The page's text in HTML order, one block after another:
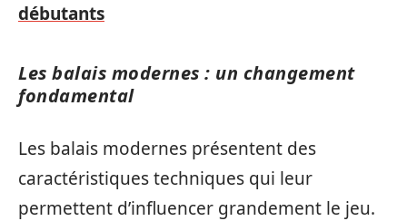
débutants
Les balais modernes : un changement
fondamental
Les balais modernes présentent des
caractéristiques techniques qui leur
permettent d’influencer grandement le jeu.